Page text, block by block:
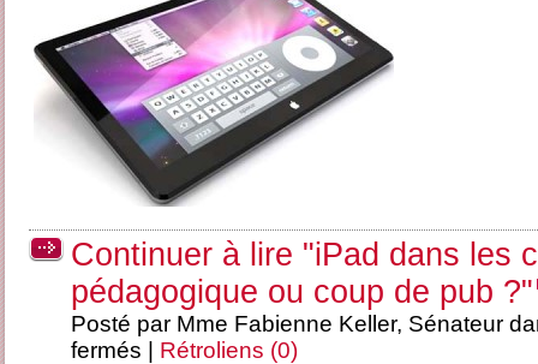
Continuer à lire "iPad dans les
pédagogique ou coup de pub ?"
Posté par Mme Fabienne Keller, Sénateur
fermés
Rétroliens (0)